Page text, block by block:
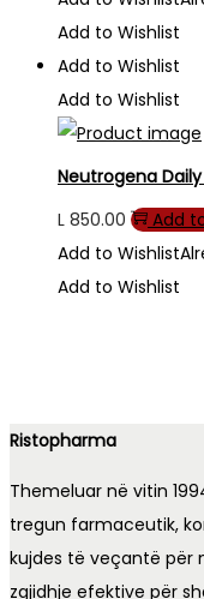
Add to Wishlist
Add to Wishlist
Add to Wishlist
Neutrogena
L 850.00
Add
Add to Wishlist
Add to Wishlist
Ristopharma
Themeluar në vitin
tregun farmaceutik,
kujdes të veçantë për
zgjidhje efektive për